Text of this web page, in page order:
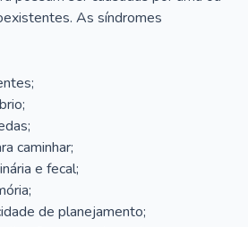
As síndromes
caminhar;
e fecal;
de planejamento;